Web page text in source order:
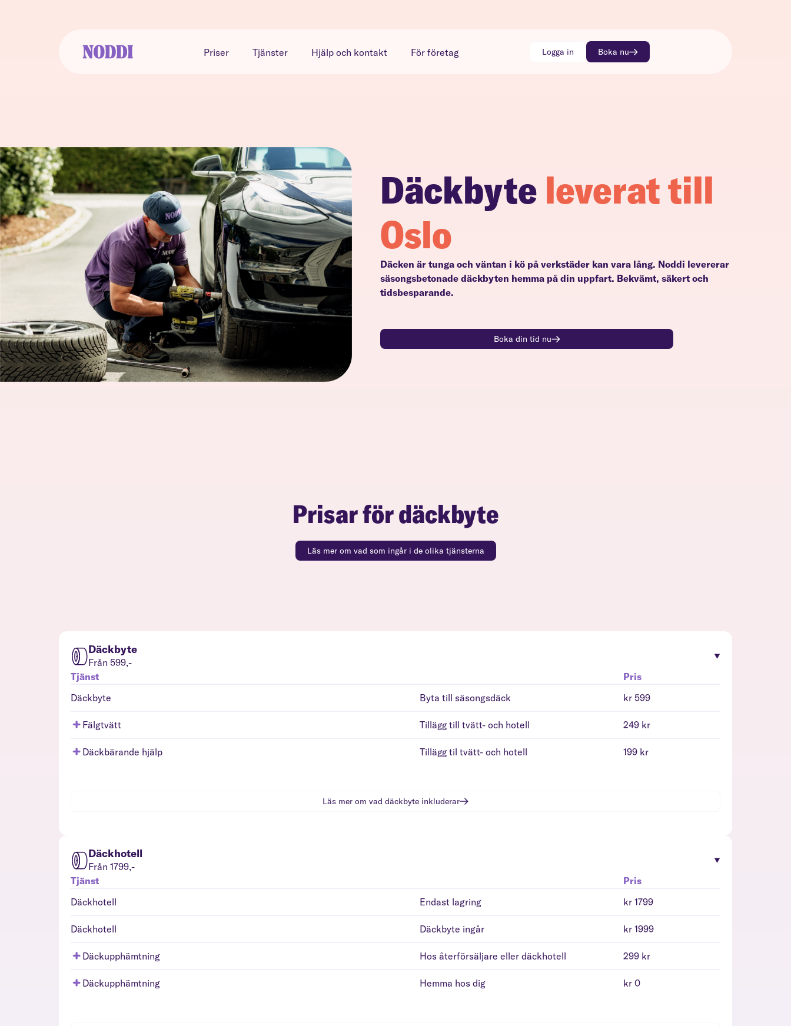
Priser Tjänster Hjälp och kontakt För företag Logga in Boka nu
Däckbyte leverat till
Oslo
Däcken är tunga och väntan i kö på verkstäder kan vara lång. Noddi levererar
säsongsbetonade däckbyten hemma på din uppfart. Bekvämt, säkert och
tidsbesparande.
Boka din tid nu
Prisar för däckbyte
Läs mer om vad som ingår i de olika tjänsterna
Däckbyte
Från 599,-
Tjänst
Pris
Däckbyte
Byta till säsongsdäck kr 599
Fälgtvätt Tillägg till tvätt- och hotell 249 kr
Däckbärande hjälp Tillägg til tvätt- och hotell 199 kr
Läs mer om vad däckbyte inkluderar
Däckhotell
Från 1799,-
Tjänst
Pris
Däckhotell
Endast lagring kr 1799
Däckhotell Däckbyte ingår kr 1999
Däckupphämtning Hos återförsäljare eller däckhotell 299 kr
Däckupphämtning Hemma hos dig kr 0